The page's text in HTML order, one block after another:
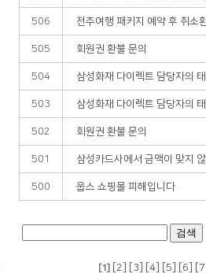
506 전주여행 패키지 예약 후 취소
505 회원권 환불 문의
504 삼성화재 다이렉트 담당자의
503 삼성화재 다이렉트 담당자의
502 회원권 환불 문의
501 삼성카드사에서 금액이 맞지
500 웁스 쇼핑몰 피해입니다
[1] [2] [3] [4] [5] [6]